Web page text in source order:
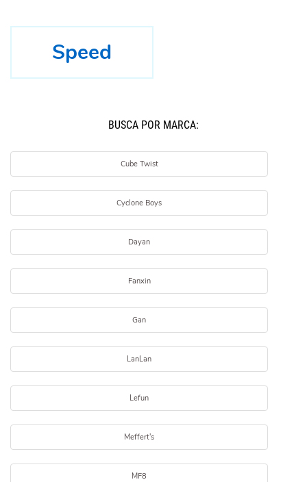
Speed
BUSCÁ POR MARCA:
Cube Twist
Cyclone Boys
Dayan
Fanxin
Gan
LanLan
Lefun
Meffert's
MF8